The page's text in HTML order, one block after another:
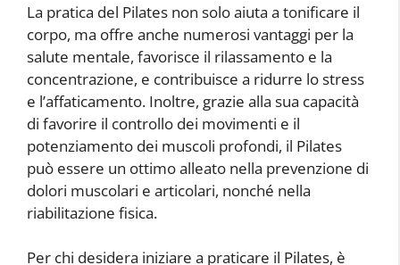
La pratica del Pilates non solo aiuta a tonificare il
corpo, ma offre anche numerosi vantaggi per la
salute mentale, favorisce il rilassamento e la
concentrazione, e contribuisce a ridurre lo stress
e l’affaticamento. Inoltre, grazie alla sua capacità
di favorire il controllo dei movimenti e il
potenziamento dei muscoli profondi, il Pilates
può essere un ottimo alleato nella prevenzione di
dolori muscolari e articolari, nonché nella
riabilitazione fisica.
Per chi desidera iniziare a praticare il Pilates, è